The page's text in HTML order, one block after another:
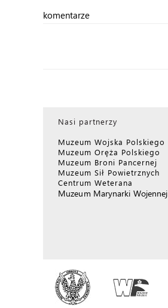
komentarze
Nasi partnerzy
Muzeum Wojska Polskiego
Muzeum Oręża Polskiego
Muzeum Broni Pancernej
Muzeum Sił Powietrznych
Centrum Weterana
Muzeum Marynarki Wojennej